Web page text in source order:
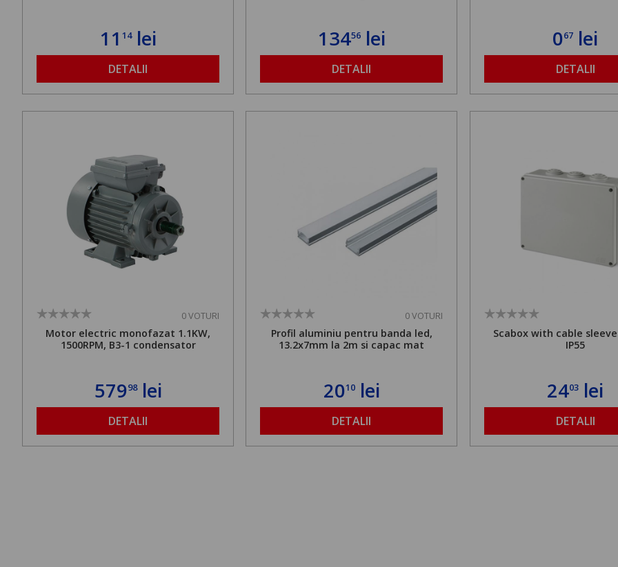
11 14lei
DETALII
13456lei
DETALII
067 lei
DETALII
0 VOTURI
Motor electric monofazat 1.1KW,
1500RPM, B3-1 condensator
57998lei
DETALII
0 VOTURI
Profil aluminiu pentru banda led,
13.2x7mm la 2m si capac mat
2010lei
DETALII
Scabox with cable
IP55
2403 lei
DETALII